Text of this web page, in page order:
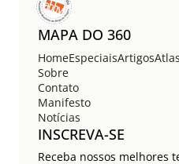
MAPA DO 360
HomeEspeciaisArtigosAtlas
Sobre
Contato
Manifesto
Notícias
INSCREVA-SE
Receba nossos melhores